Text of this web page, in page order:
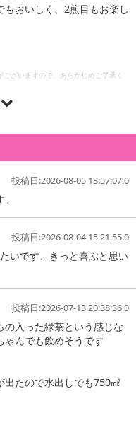
おいしく、2煎目もお楽し
ざいますので、あらかじめご了承く
投稿日:2026-08-05 13:57:07.0
投稿日:2026-08-04 15:21:55.0
いです、きっと喜ぶと思い
投稿日:2026-07-13 20:38:36.0
入った緑茶という感じな
ゃんでも飲めそうです
たので水出しでも750㎖